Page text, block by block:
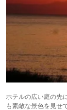
ホテルの広い庭の先
も素敵な景色を見せ